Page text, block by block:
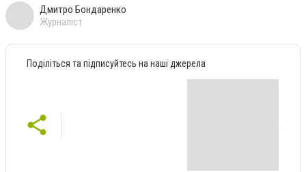
Дмитро Бондаренко
Журналіст
Поділіться та підписуйтесь на наші джерела